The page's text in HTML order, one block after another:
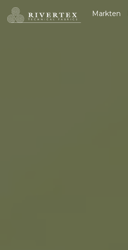
Rivertex Technical
Fabrics Group
Markten